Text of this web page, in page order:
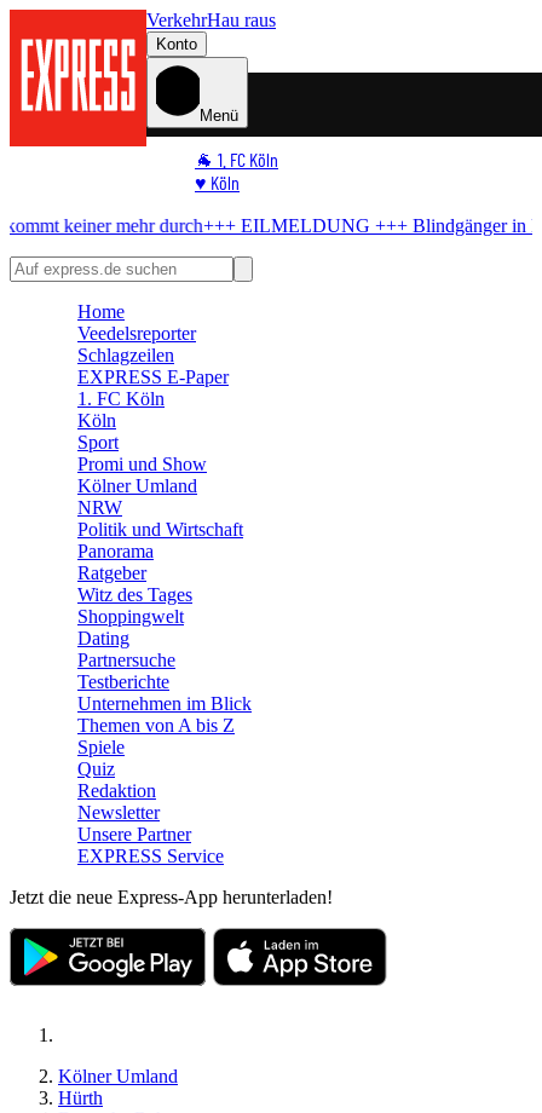
VerkehrHau raus
Konto
Menü
🐐 1. FC Köln
♥️ Köln
🏆 Sport
mehr durch+++ EILMELDUNG +++Blindgänger in Köln
Home
Veedelsreporter
Schlagzeilen
EXPRESS E-Paper
1. FC Köln
Köln
Sport
Promi und Show
Kölner Umland
NRW
Politik und Wirtschaft
Panorama
Ratgeber
Witz des Tages
Shoppingwelt
Dating
Partnersuche
Testberichte
Unternehmen im Blick
Themen von A bis Z
Spiele
Quiz
Redaktion
Newsletter
Unsere Partner
EXPRESS Service
Jetzt die neue Express-App herunterladen!
Kölner Umland
Hürth